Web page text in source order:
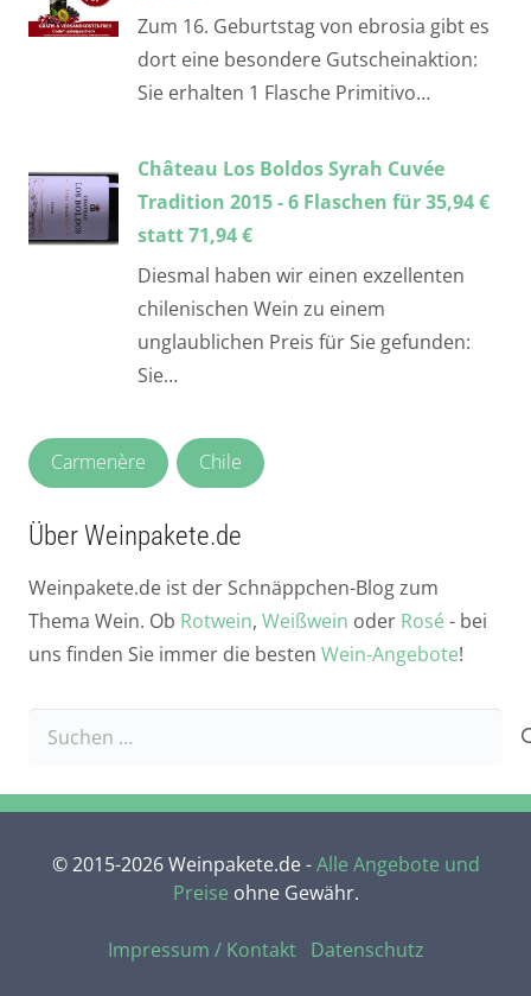
Zum 16. Geburtstag von ebrosia gibt es
dort eine besondere Gutscheinaktion:
Sie erhalten 1 Flasche Primitivo…
Château Los Boldos Syrah Cuvée
Tradition 2015 - 6 Flaschen für 35,94 €
statt 71,94 €
Diesmal haben wir einen exzellenten
chilenischen Wein zu einem
unglaublichen Preis für Sie gefunden:
Sie…
Carmenère Chile
Über Weinpakete.de
Weinpakete.de ist der Schnäppchen-Blog zum
Thema Wein. Ob Rotwein, Weißwein oder Rosé - bei
uns finden Sie immer die besten Wein-Angebote!
Suchen
© 2015-2026 Weinpakete.de -Alle Angebote und
Preise ohne Gewähr.
Impressum / Kontakt Datenschutz